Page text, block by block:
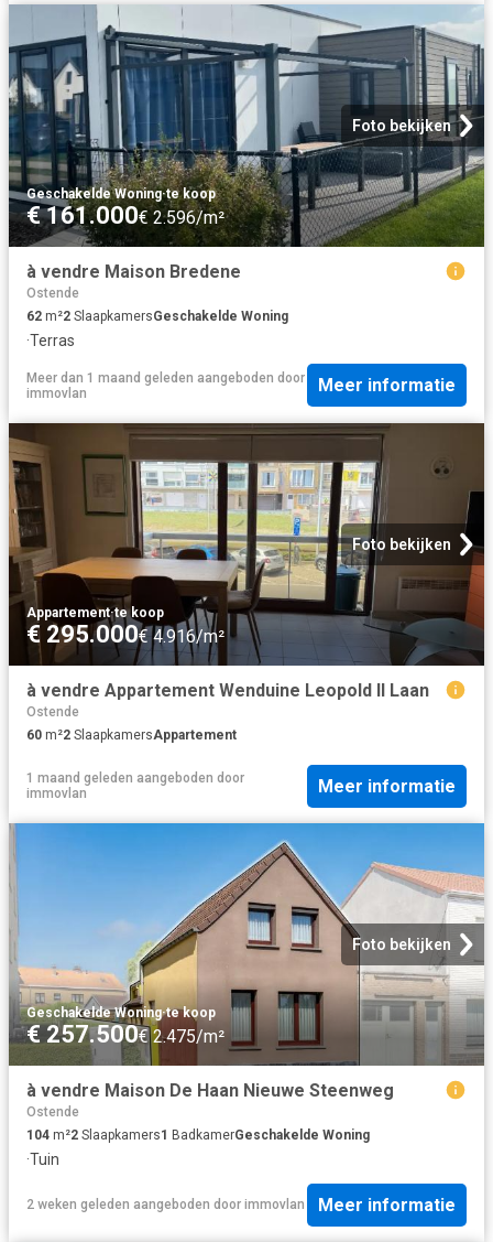
Foto bekijken
Geschakelde Woning·te koop
€ 161.000€ 2.596/m²
à vendre Maison Bredene
Ostende
62 m²2 SlaapkamersGeschakelde Woning
·Terras
Meer dan 1 maand geleden aangeboden door
immovlan
Meer informatie
Foto bekijken
Appartement·te koop
€ 295.000€ 4.916/m²
à vendre Appartement Wenduine Leopold II Laan
Ostende
60 m²2 SlaapkamersAppartement
1 maand geleden aangeboden door
immovlan
Meer informatie
Foto bekijken
Geschakelde Woning·te koop
€ 257.500€ 2.475/m²
à vendre Maison De Haan Nieuwe Steenweg
Ostende
104 m²2 Slaapkamers1 BadkamerGeschakelde Woning
·Tuin
2 weken geleden aangeboden door immovlan Meer informatie